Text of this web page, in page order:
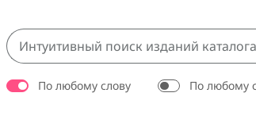
По любому слову По любому